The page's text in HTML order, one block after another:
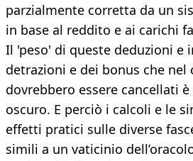
parzialmente corretta da un
in base al reddito e ai carichi
Il 'peso' di queste deduzioni e
detrazioni e dei bonus che nel
dovrebbero essere cancellati
oscuro. E perciò i calcoli e le
effetti pratici sulle diverse
simili a un vaticinio